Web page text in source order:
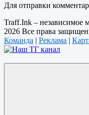
Для отправки
Traff.Ink – независимое
2026 Все права
Команда | Реклама |